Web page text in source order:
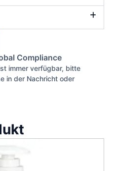
Compliance
immer verfügbar, bitte
in der Nachricht oder